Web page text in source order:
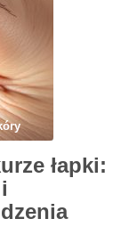
łapki: